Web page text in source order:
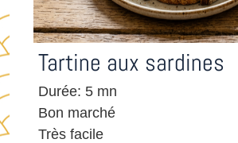
Tartine aux sardines
Durée: 5 mn
Bon marché
Très facile